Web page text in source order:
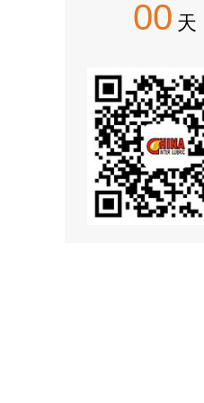
00 天